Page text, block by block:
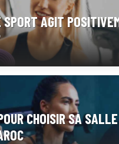
AGIT
CHOISIR SA